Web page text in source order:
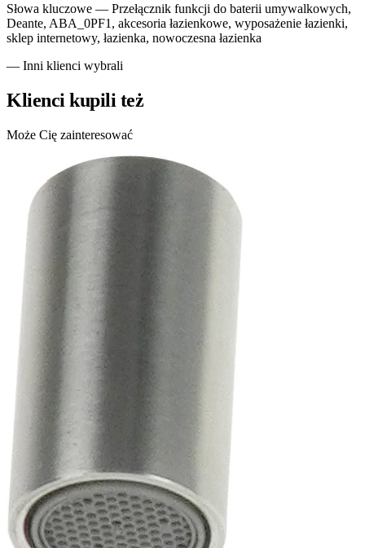
Słowa kluczowe — Przełącznik funkcji do baterii umywalkowych,
Deante, ABA_0PF1, akcesoria łazienkowe, wyposażenie łazienki,
sklep internetowy, łazienka, nowoczesna łazienka
— Inni klienci wybrali
Klienci kupili też
Może Cię zainteresować